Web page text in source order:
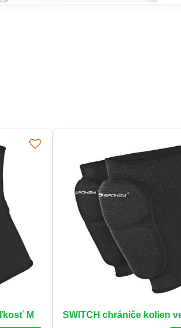
M SWITCH chrániče kolien